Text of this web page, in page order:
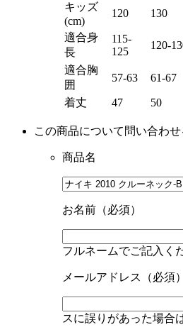
キッズ
(cm)
120 130
適合身
長
115-
125
120-
適合胸
囲
57-63 61-67
着丈 47 50
この商品について問い合わせ
商品名
お名前（必須）
フルネームでご記入く
メールアドレス（必須）
スに誤りがあった場合